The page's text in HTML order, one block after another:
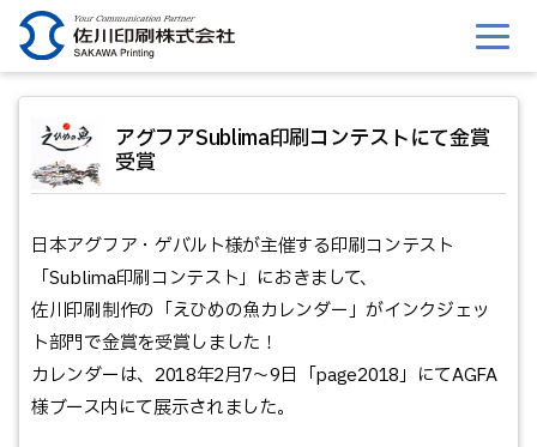
このページの本文へ移動
アグフアSublima印刷コンテストにて金賞
受賞
日本アグフア・ゲバルト様が主催する印刷コンテスト
「Sublima印刷コンテスト」におきまして、
佐川印刷制作の「えひめの魚カレンダー」がインクジェッ
ト部門で金賞を受賞しました！
カレンダーは、2018年2月7～9日「page2018」にてAGFA
様ブース内にて展示されました。